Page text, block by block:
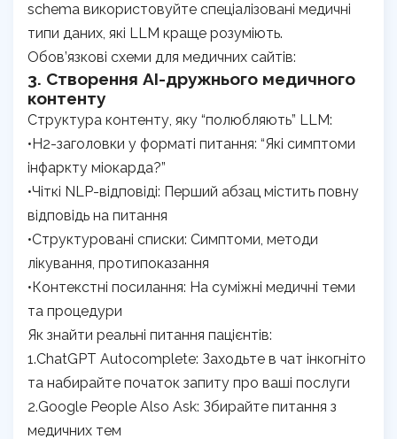
schema використовуйте спеціалізовані медичні
типи даних, які LLM краще розуміють.
Обов’язкові схеми для медичних сайтів:
3. Створення AI-дружнього медичного
контенту
Структура контенту, яку “полюбляють” LLM:
•H2-заголовки у форматі питання: “Які симптоми
інфаркту міокарда?”
•Чіткі NLP-відповіді: Перший абзац містить повну
відповідь на питання
•Структуровані списки: Симптоми, методи
лікування, протипоказання
•Контекстні посилання: На суміжні медичні теми
та процедури
Як знайти реальні питання пацієнтів:
1.ChatGPT Autocomplete: Заходьте в чат інкогніто
та набирайте початок запиту про ваші послуги
2.Google People Also Ask: Збирайте питання з
медичних тем